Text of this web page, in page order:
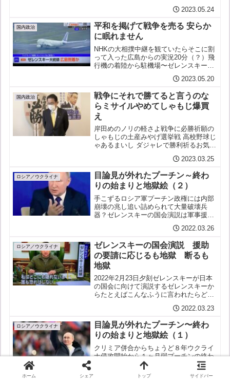
のケリー国務長官（当時）展示物を一つ
一つ見て説明文も食い入るようにして読
んでいたという時間も...
2023.05.24
国内政治
平和を掲げて戦争を売る 安らか
に眠れません
NHKの大相撲中継を観ていたらそこに割
って入った広島からの実況20分（？）飛
行機の着陸から駐機場〜ゼレンスキーが
を後にするまでの逐一をいちいち伝え
る、、機体に「リパブリック」と書かれ
ていますとアナウンサー...
2023.05.20
国内政治
戦争にそれで勝てると言うのな
らミサイルやめてしゃもじ爆買
え
岸田めのノリの軽さよ戦争に必勝祈願の
しゃもじの土産みやげ選挙戦 高校野球じ
ゃあるまいし ダジャレで勝利祈るお気楽
味方もパンを食う国平和こそ日本の国是
指導者が 敵愾心を掻き立てちゃダメ戦争
にそれで勝てると...
2023.03.25
ロシア／ウクライナ
目論見が外れたプーチン～終わ
りの始まりと地獄絵（２）
手こずるロシア軍プーチン政権には内部
崩壊の兆し追い詰められて大量破壊兵
器？ゼレンスキーの国会演説は軍事援助
議会に対するものとは一味違った平和憲
法で軍事面の協力ではそもそも多くを望
めない日本米議会への演説で...
2022.03.26
ロシア／ウクライナ
ゼレンスキーの国会演説 援助
の要請に応じるも地獄 断るも
地獄
2022年2月23日夕刻ゼレンスキーが日本
の国会に向けて演説するゼレンスキーか
らたとえばこんなふうに言われたらどう
シア軍に侵略され今もなお無差別の激し
い攻撃を受け続けています多くの住民を
殺され住宅も劇場も...
2022.03.23
ロシア／ウクライナ
目論見が外れたプーチン〜終わ
りの始まりと地獄絵（１）
クリミア併合からちょうど８年ウクライ
ナ侵攻開始から１ヶ月弱プーチンの終わ
りの始まりかさまざまな数字が上がって
いるがウクライナに侵攻したロシア軍の
2022.03.20
ホーム シェア トップ サイドバー